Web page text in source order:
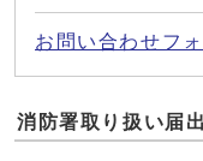
お問い合わせフ
消防署取り扱い届